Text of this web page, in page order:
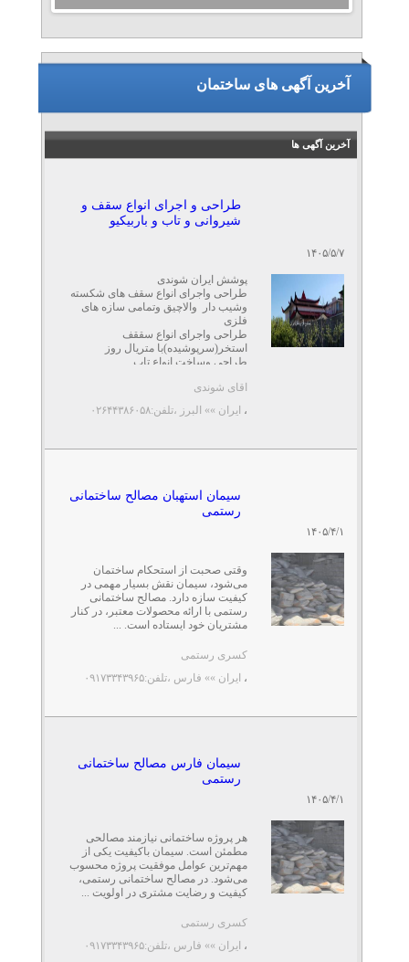
آخرین آگهی های ساختمان
آخرین آگهی ها
۱۴۰۵/۵/۷
طراحی و اجرای انواع سقف و
شیروانی و تاب و باربیکیو
پوشش ایران شوندی
طراحی واجرای انواع سقف های شکسته
وشیب دار والاچیق وتمامی سازه های
فلزی
طراحی واجرای انواع سققف
استخر(سرپوشیده)با متریال روز
طراحی وساخت انواع تاب ...
اقای شوندی
، ایران »» البرز ،تلفن:۰۲۶۴۴۳۸۶۰۵۸
۱۴۰۵/۴/۱
سیمان استهبان مصالح ساختمانی
رستمی
وقتی صحبت از استحکام ساختمان
می‌شود، سیمان نقش بسیار مهمی در
کیفیت سازه دارد. مصالح ساختمانی
رستمی با ارائه محصولات معتبر، در کنار
مشتریان خود ایستاده است. ...
کسری رستمی
، ایران »» فارس ،تلفن:۰۹۱۷۳۳۴۳۹۶۵
۱۴۰۵/۴/۱
سیمان فارس مصالح ساختمانی
رستمی
هر پروژه ساختمانی نیازمند مصالحی
مطمئن است. سیمان باکیفیت یکی از
مهم‌ترین عوامل موفقیت پروژه محسوب
می‌شود. در مصالح ساختمانی رستمی،
کیفیت و رضایت مشتری در اولویت ...
کسری رستمی
، ایران »» فارس ،تلفن:۰۹۱۷۳۳۴۳۹۶۵